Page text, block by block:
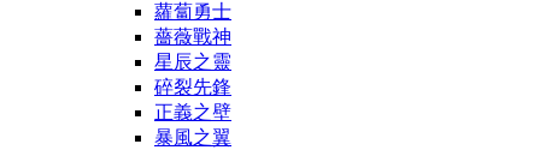
蘿蔔勇士
薔薇戰神
星辰之靈
碎裂先鋒
正義之壁
暴風之翼